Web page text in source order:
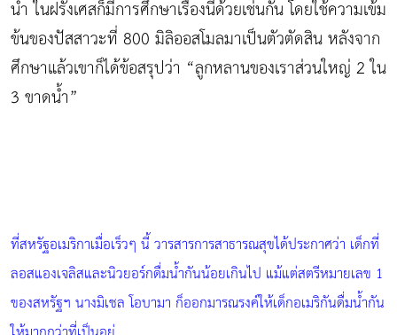
น้ำ ในฝรั่งเศสก็มีการศึกษาเรื่องนี้ด้วยเช่นกัน โดยใช้ความเข้ม
ข้นของปัสสาวะที่ 800 มิลิออสโมลมาเป็นตัวตัดสิน หลังจาก
ศึกษาแล้วเขาก็ได้ข้อสรุปว่า “ลูกหลานของเราส่วนใหญ่ 2 ใน
3 ขาดน้ำ”
ที่สหรัฐอเมริกาเมื่อเร็วๆ นี้ วารสารการสาธารณสุขได้ประกาศว่า เด็กที่
ลอสแองเจลิสและนิวยอร์กดื่มน้ำกันน้อยเกินไป แม้แต่สตรีหมายเลข 1
ของสหรัฐฯ นางมิเชล โอบามา ก็ออกมารณรงค์ให้เด็กอเมริกันดื่มน้ำกัน